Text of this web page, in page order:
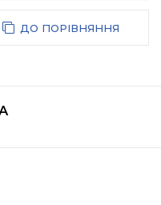
ДО ПОРІВНЯННЯ